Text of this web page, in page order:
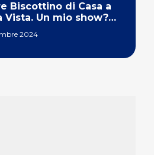
Biscottino di Casa a
Vista. Un mio show?
2024